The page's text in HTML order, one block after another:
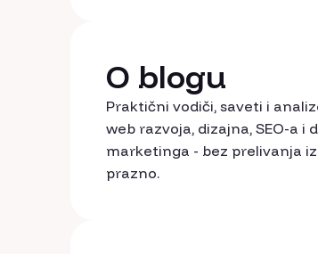
O blogu
Praktični vodiči, saveti i
web razvoja, dizajna, SEO-a i
marketinga - bez prelivanja
prazno.